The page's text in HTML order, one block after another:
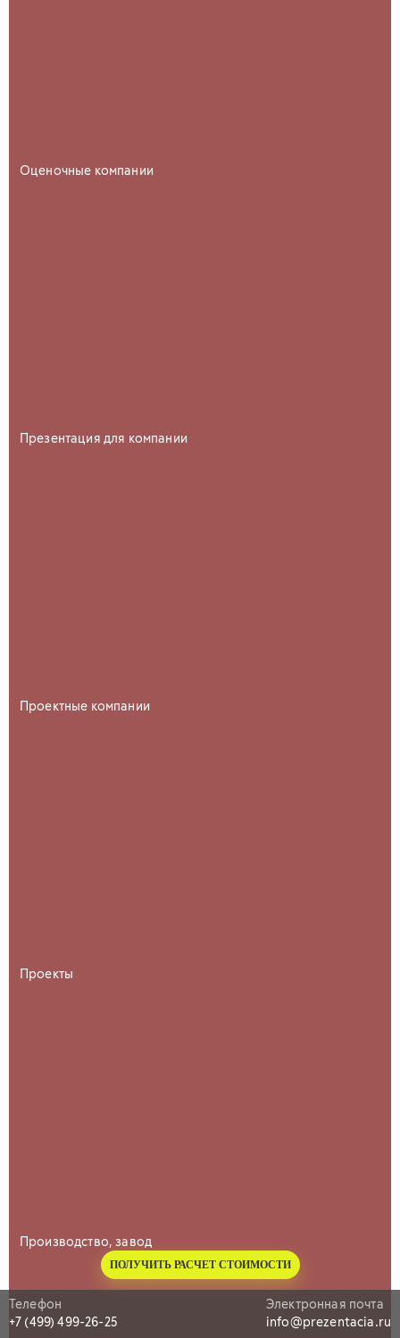
ПОЛУЧИТЬ РАСЧЕТ СТОИМОСТИ
Телефон
+7 (499) 499-26-25
Электронная почта
info@prezentacia.ru
Оценочные компании
Презентация для компании
Проектные компании
Проекты
Производство, завод